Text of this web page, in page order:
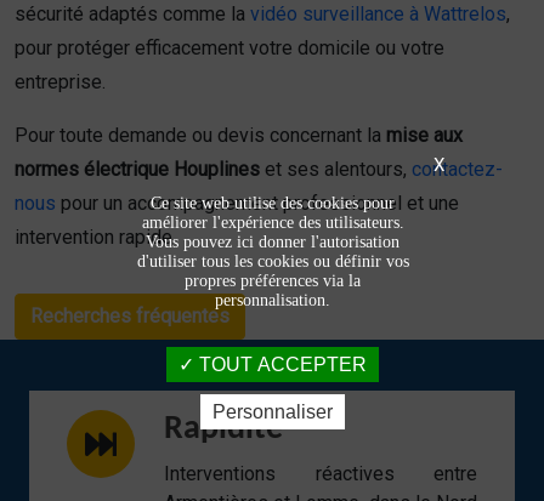
sécurité adaptés comme la vidéo surveillance à Wattrelos,
pour protéger efficacement votre domicile ou votre
entreprise.
Pour toute demande ou devis concernant la mise aux
normes électrique Houplines et ses alentours, contactez-
nous pour un accompagnement professionnel et une
intervention rapide.
Recherches fréquentes
Rapidité
Interventions réactives entre
X
Ce site web utilise des cookies pour
améliorer l'expérience des utilisateurs.
Vous pouvez ici donner l'autorisation
d'utiliser tous les cookies ou définir vos
propres préférences via la
personnalisation.
TOUT ACCEPTER
Personnaliser